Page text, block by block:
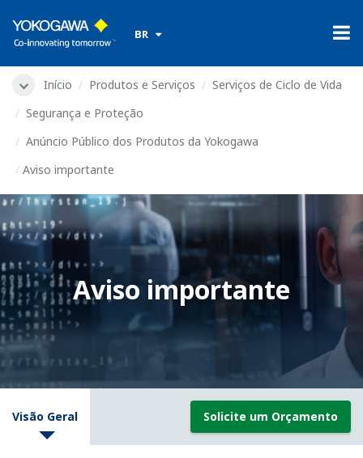
BR
Início Produtos e Serviços
Serviços de Ciclo de Vida
Segurança e Proteção
Anúncio Público dos Produtos da Yokogawa
Aviso importante
Aviso importante
Visão Geral Solicite um Orçamento